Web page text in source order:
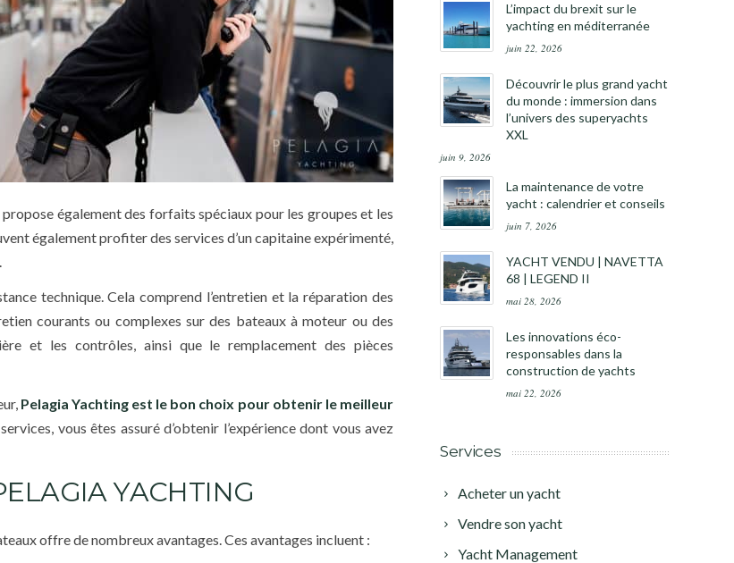
également des forfaits spéciaux pour les groupes et les
également profiter des services d’un capitaine expérimenté,
technique. Cela comprend l’entretien et la réparation des
courants ou complexes sur des bateaux à moteur ou des
et les contrôles, ainsi que le remplacement des pièces
Pelagia Yachting est le bon choix pour obtenir le meilleur
vous êtes assuré d’obtenir l’expérience dont vous avez
YACHTING
offre de nombreux avantages. Ces avantages incluent :
L’impact du brexit sur le
yachting en méditerranée
juin 22, 2026
Découvrir le plus grand yacht
du monde : immersion dans
l’univers des superyachts
XXL
juin 9, 2026
La maintenance de votre
yacht : calendrier et conseils
juin 7, 2026
YACHT VENDU | NAVETTA
68 | LEGEND II
mai 28, 2026
Les innovations éco-
responsables dans la
construction de yachts
mai 22, 2026
Services
Acheter un yacht
Vendre son yacht
Yacht Management